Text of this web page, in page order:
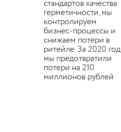
стандартов качества
герметичности, мы
контролируем
бизнес-процессы и
снижаем потери в
ритейле. За 2020 год
мы предотвратили
потери на 210
миллионов рублей